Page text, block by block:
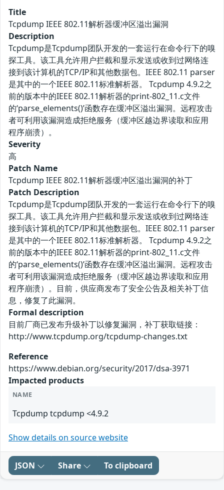
Title
Tcpdump IEEE 802.11解析器缓冲区溢出漏洞
Description
Tcpdump是Tcpdump团队开发的一套运行在命令行下的嗅
探工具。该工具允许用户拦截和显示发送或收到过网络连
接到该计算机的TCP/IP和其他数据包。IEEE 802.11 parser
是其中的一个IEEE 802.11标准解析器。 Tcpdump 4.9.2之
前的版本中的IEEE 802.11解析器的print-802_11.c文件
的‘parse_elements()’函数存在缓冲区溢出漏洞。远程攻击
者可利用该漏洞造成拒绝服务（缓冲区越边界读取和应用
程序崩溃）。
Severity
高
Patch Name
Tcpdump IEEE 802.11解析器缓冲区溢出漏洞的补丁
Patch Description
Tcpdump是Tcpdump团队开发的一套运行在命令行下的嗅
探工具。该工具允许用户拦截和显示发送或收到过网络连
接到该计算机的TCP/IP和其他数据包。IEEE 802.11 parser
是其中的一个IEEE 802.11标准解析器。 Tcpdump 4.9.2之
前的版本中的IEEE 802.11解析器的print-802_11.c文件
的‘parse_elements()’函数存在缓冲区溢出漏洞。远程攻击
者可利用该漏洞造成拒绝服务（缓冲区越边界读取和应用
程序崩溃）。目前，供应商发布了安全公告及相关补丁信
息，修复了此漏洞。
Formal description
目前厂商已发布升级补丁以修复漏洞，补丁获取链接：
http://www.tcpdump.org/tcpdump-changes.txt
Reference
https://www.debian.org/security/2017/dsa-3971
Impacted products
NAME
Tcpdump tcpdump <4.9.2
Show details on source website
JSON Share To clipboard